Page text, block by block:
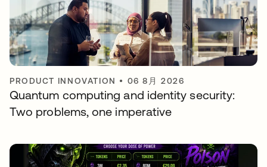
PRODUCT INNOVATION • 06 8月 2026
Quantum computing and identity security:
Two problems, one imperative